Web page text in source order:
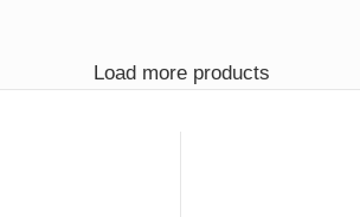
Load more products